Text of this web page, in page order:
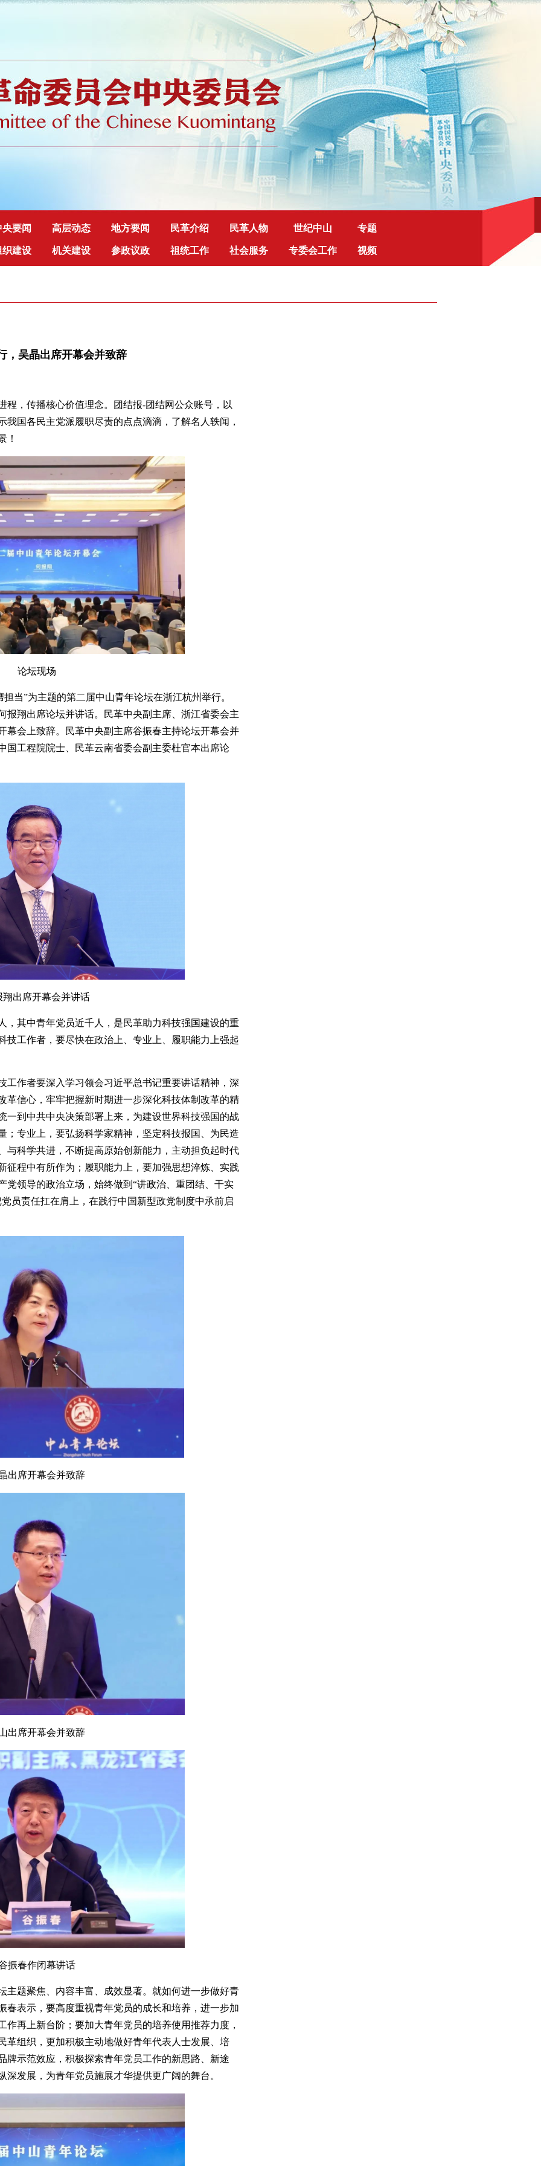
央要闻 高层动态 地方要闻 民革介绍 民革人物 世纪中山 专题
织建设 机关建设 参政议政 祖统工作 社会服务 专委会工作 视频
，吴晶出席开幕会并致辞
程，传播核心价值理念。团结报-团结网公众账号，以
国各民主党派履职尽责的点点滴滴，了解名人轶闻，
！
论坛现场
当”为主题的第二届中山青年论坛在浙江杭州举行。
报翔出席论坛并讲话。民革中央副主席、浙江省委会主
幕会上致辞。民革中央副主席谷振春主持论坛开幕会并
国工程院院士、民革云南省委会副主委杜官本出席论
翔出席开幕会并讲话
，其中青年党员近千人，是民革助力科技强国建设的重
技工作者，要尽快在政治上、专业上、履职能力上强起
工作者要深入学习领会习近平总书记重要讲话精神，深
革信心，牢牢把握新时期进一步深化科技体制改革的精
一到中共中央决策部署上来，为建设世界科技强国的战
；专业上，要弘扬科学家精神，坚定科技报国、为民造
与科学共进，不断提高原始创新能力，主动担负起时代
征程中有所作为；履职能力上，要加强思想淬炼、实践
党领导的政治立场，始终做到“讲政治、重团结、干实
员责任扛在肩上，在践行中国新型政党制度中承前启
出席开幕会并致辞
出席开幕会并致辞
振春作闭幕讲话
主题聚焦、内容丰富、成效显著。就如何进一步做好青
春表示，要高度重视青年党员的成长和培养，进一步加
再上新台阶；要加大青年党员的培养使用推荐力度，
革组织，更加积极主动地做好青年代表人士发展、培
牌示范效应，积极探索青年党员工作的新思路、新途
发展，为青年党员施展才华提供更广阔的舞台。